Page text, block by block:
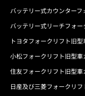
バッテリー式カウンター
バッテリー式リーチフォ
トヨタフォークリフト旧
小松フォークリフト旧型車
住友フォークリフト旧型車
日産及び三菱フォークリ